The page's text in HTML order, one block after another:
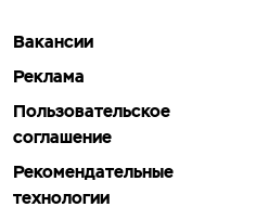
Вакансии
Реклама
Пользовательское
соглашение
Рекомендательные
технологии